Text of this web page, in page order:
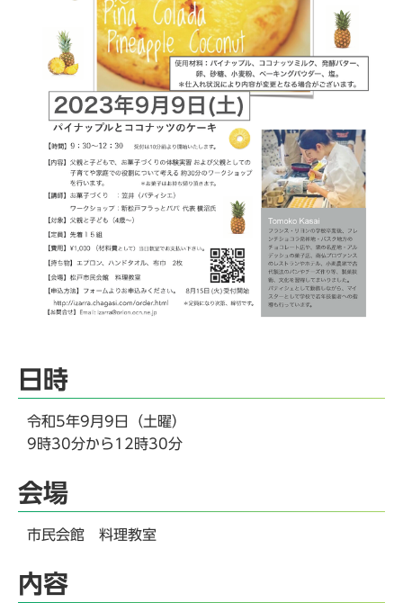
日時
令和5年9月9日（土曜）
9時30分から12時30分
会場
市民会館 料理教室
内容